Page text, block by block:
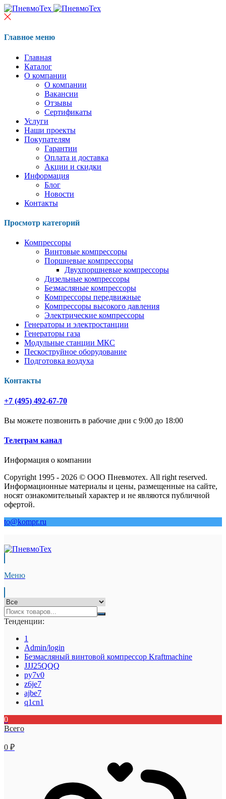
Главное меню
Главная
Каталог
О компании
О компании
Вакансии
Отзывы
Сертификаты
Услуги
Наши проекты
Покупателям
Гарантии
Оплата и доставка
Акции и скидки
Информация
Блог
Новости
Контакты
Просмотр категорий
Компрессоры
Винтовые компрессоры
Поршневые компрессоры
Двухпоршневые компрессоры
Дизельные компрессоры
Безмасляные компрессоры
Компрессоры передвижные
Компрессоры высокого давления
Электрические компрессоры
Генераторы и электростанции
Генераторы газа
Модульные станции МКС
Пескоструйное оборудование
Подготовка воздуха
Контакты
+7 (495) 492-67-70
Вы можете позвонить в рабочие дни с 9:00 до 18:00
Телеграм канал
Информация о компании
Copyright 1995 - 2026 © ООО Пневмотех. All right reserved.
Информационные материалы и цены, размещенные на сайте,
носят ознакомительный характер и не являются публичной
офертой.
to@kompr.ru
Меню
Тенденции:
1
Admin/login
Безмасляный винтовой компрессор Kraftmaсhine
JJJ25QQQ
py7v0
z6je7
ajbe7
q1cn1
0
Всего
0 ₽